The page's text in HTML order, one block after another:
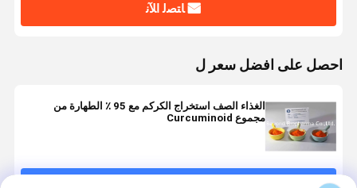
ﺎﺘﺼﻟ ﺍﻶﻧ
احصل على افضل سعر ل
الغذاء الصف استخراج الكركم مع 95 ٪ الطهارة من
مجموع Curcuminoid